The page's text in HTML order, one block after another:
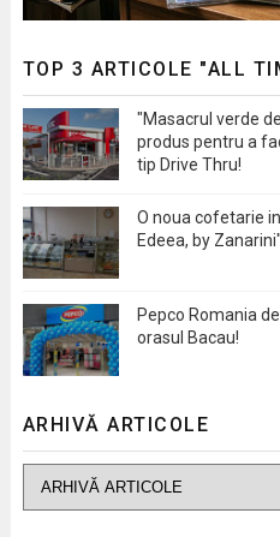
TOP 3 ARTICOLE "ALL
"Masacrul verde
produs pentru a
tip Drive Thru!
O noua cofetarie
Edeea, by
Pepco Romania
orasul Bacau!
ARHIVĂ ARTICOLE